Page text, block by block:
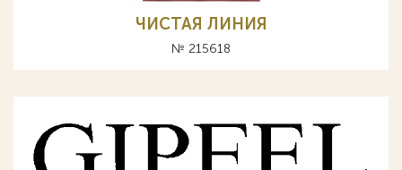
ЧИСТАЯ ЛИНИЯ
№ 215618